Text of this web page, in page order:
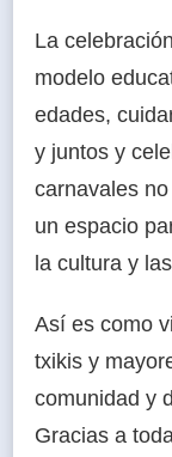
La
modelo
edades,
y juntos y
carnavales
un espacio
la cultura y
Así es como
txikis y
comunidad y
Gracias a